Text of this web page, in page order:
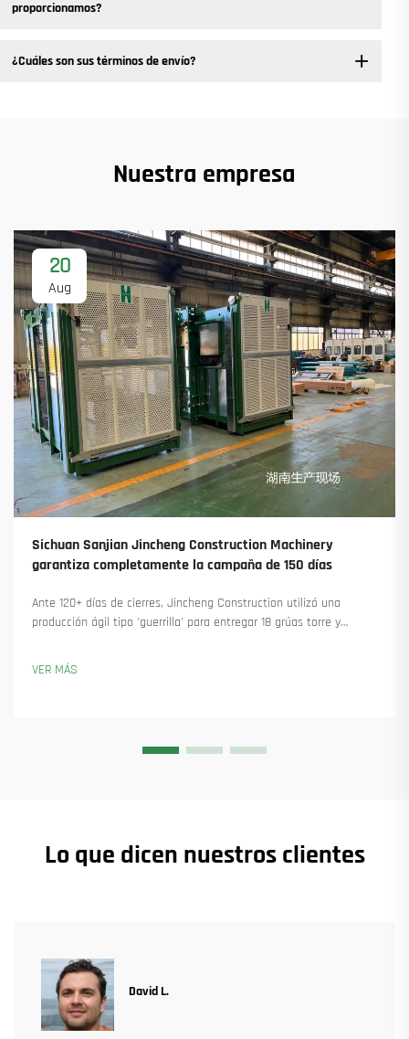
proporcionamos?
¿Cuáles son sus términos de envío?
Nuestra empresa
20
Aug
Sichuan Sanjian Jincheng Construction Machinery
garantiza completamente la campaña de 150 días
Ante 120+ días de cierres, Jincheng Construction utilizó una
producción ágil tipo 'guerrilla' para entregar 18 grúas torre y
la producción en marcha. Obtenga más información.
VER MÁS
Lo que dicen nuestros clientes
David L.